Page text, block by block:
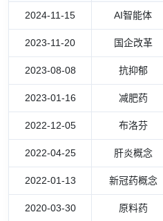
2024-11-15 AI智能体
2023-11-20 国企改革
2023-08-08 抗抑郁
2023-01-16 减肥药
2022-12-05 布洛芬
2022-04-25 肝炎概念
2022-01-13 新冠药概念
2020-03-30 原料药